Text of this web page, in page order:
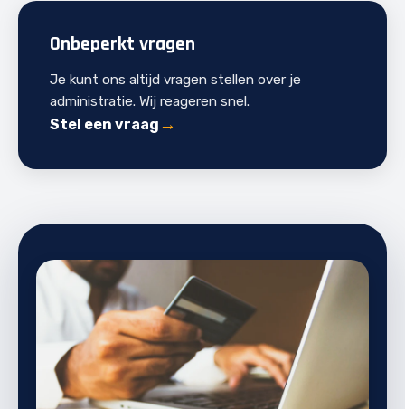
Onbeperkt vragen
Je kunt ons altijd vragen stellen over je
administratie. Wij reageren snel.
Stel een vraag